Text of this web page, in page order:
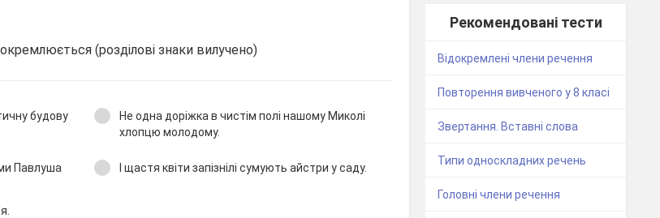
(розділові знаки вилучено)
будову
Не одна доріжка в чистім полі нашому Миколі
хлопцю молодому.
Павлуша
І щастя квіти запізнілі сумують айстри у саду.
Рекомендовані тести
Відокремлені члени речення
Повторення вивченого у 8 класі
Звертання. Вставні слова
Типи односкладних речень
Головні члени речення